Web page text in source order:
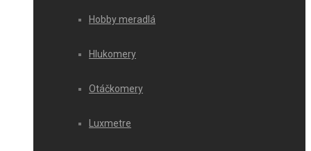
Hobby meradlá
Hlukomery
Otáčkomery
Luxmetre